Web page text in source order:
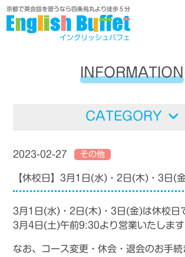
京都で英会話を習うなら四条烏丸より徒歩５分
イングリッシュバフェ
INFORMATION
CATEGORY
2023-02-27 その他
【休校日】3月1日(水)・2日(木)・3日(
3月1日(水)・2日(木)・3日(金)は休校日
3月4日(土)午前9:30より営業いたします
なお、コース変更・休会・退会のお手